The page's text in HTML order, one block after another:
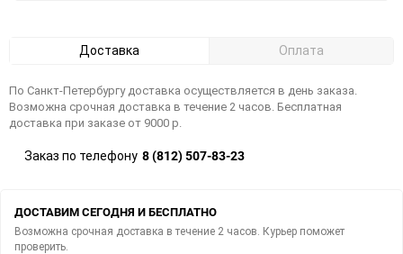
Доставка Оплата
По Санкт-Петербургу доставка осуществляется в день заказа.
Возможна срочная доставка в течение 2 часов. Бесплатная
доставка при заказе от 9000 р.
Заказ по телефону 8 (812) 507-83-23
ДОСТАВИМ СЕГОДНЯ И БЕСПЛАТНО
Возможна срочная доставка в течение 2 часов. Курьер поможет
проверить.